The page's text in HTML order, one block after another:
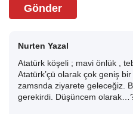
Gönder
Nurten Yazal
Atatürk köşeli ; mavi önlük ,
Atatürk’çü olarak çok geniş
zamsnda ziyarete geleceğiz.
gerekirdi. Düşüncem